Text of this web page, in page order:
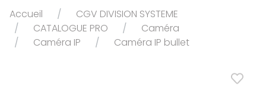
Accueil
CGV DIVISION SYSTEME
CATALOGUE PRO
Caméra
Caméra IP
Caméra IP bullet